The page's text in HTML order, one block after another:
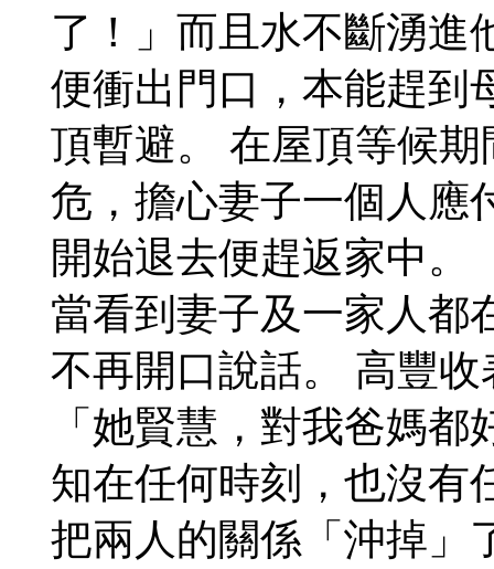
了！」而且水不斷湧進
便衝出門口，本能趕到
頂暫避。 在屋頂等候
危，擔心妻子一個人應
開始退去便趕返家中。
當看到妻子及一家人都
不再開口說話。 高豐
「她賢慧，對我爸媽
知在任何時刻，也沒有
把兩人的關係「沖掉」